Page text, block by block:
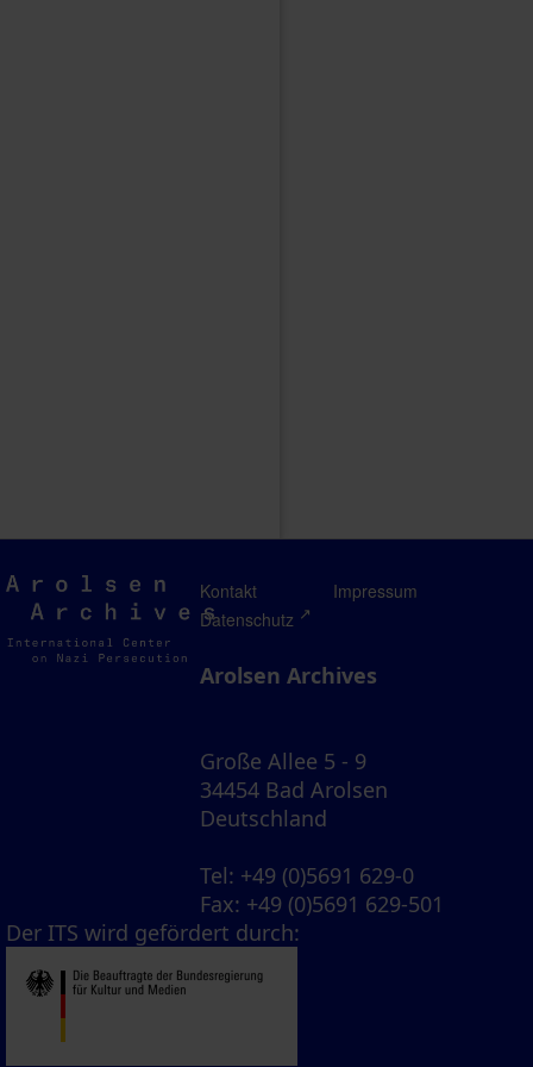
Arolsen
Archives
Kontakt
Impressum
Datenschutz
Arolsen Archives
Große Allee 5 - 9
34454 Bad Arolsen
Deutschland
Tel: +49 (0)5691 629-0
Fax: +49 (0)5691 629-501
Der ITS wird gefördert durch: